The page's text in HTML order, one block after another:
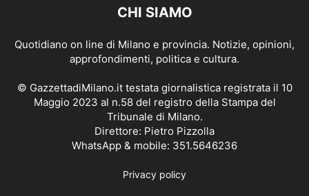
CHI SIAMO
Quotidiano on line di Milano e provincia. Notizie, opinioni,
approfondimenti, politica e cultura.
© GazzettadiMilano.it testata giornalistica registrata il 10
Maggio 2023 al n.58 del registro della Stampa del
Tribunale di Milano.
Direttore: Pietro Pizzolla
WhatsApp & mobile: 351.5646236
Privacy policy